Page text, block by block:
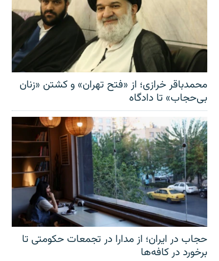
محمدباقر خرازی؛ از «فتح تهران» و کشتن «زنان
بی‌حجاب» تا دادگاه
حجاب در ایران؛ از مدارا در تجمعات حکومتی تا
برخورد در کافه‌ها